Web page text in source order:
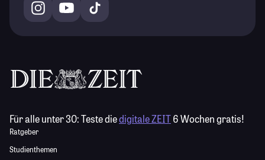
Für alle unter 30:Teste diedigitale ZEIT6 Wochen gratis!
Ratgeber
Studienthemen